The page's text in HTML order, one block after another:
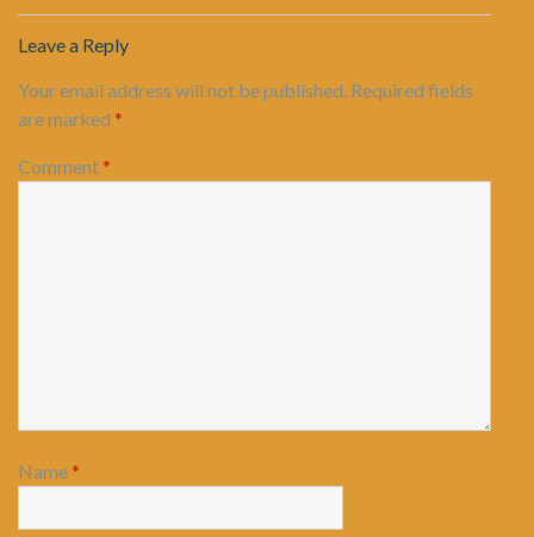
Leave a Reply
Your email address will not be published. Required fields
are marked *
Comment*
Name*